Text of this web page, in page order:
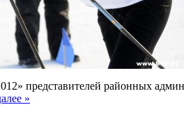
представителей районных
»